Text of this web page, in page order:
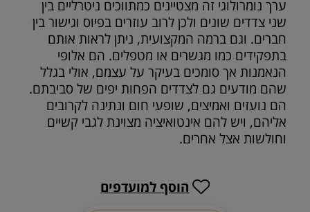
ערך נומרולוגי זה מצטיינים כמתווכים ניטרליים בין
שני צדדים שונים ולכן לרוב עוזרים בפיוס וגישור בין
חברים. וגם ברמה המקצועית, ניתן לראות אותם
בתפקידים כמו מגשרים או מטפלים. הם אלופי
הנאמנות אך סומכים בעיקר על עצמם, אולי בגלל
שהם מודעים גם לצדדים הפחות יפים של סביבתם.
הם נועזים ואמיצים, שופעי חום ונתינה לקרובים
אליהם, ויש להם אינטואיציה מצוינת לגבי קשיים
וחולשות אצל אחרים.
הוסף למועדפים